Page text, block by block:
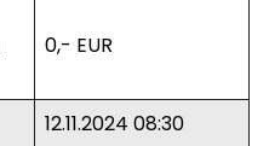
0,- EUR
12.11.2024 08:30